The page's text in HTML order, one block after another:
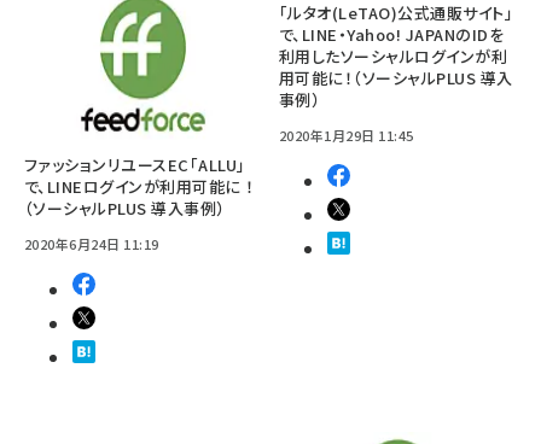
ファッションリユースEC「ALLU」
で、LINEログインが利用可能に ！
（ソーシャルPLUS 導入事例）
2020年6月24日 11:19
「ルタオ(LeTAO)公式通販サイト」
で、LINE・Yahoo! JAPANのIDを
利用したソーシャルログインが利
用可能に！（ソーシャルPLUS 導入
事例）
2020年1月29日 11:45